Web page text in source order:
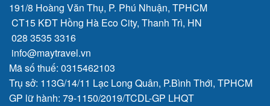
191/8 Hoàng Văn Thụ, P. Phú Nhuận, TPHCM
CT15 KĐT Hồng Hà Eco City, Thanh Trì, HN
028 3535 3316
info@maytravel.vn
Mã số thuế: 0315462103
Trụ sở: 113G/14/11 Lạc Long Quân, P.Bình Thới, TPHCM
GP lữ hành: 79-1150/2019/TCDL-GP LHQT